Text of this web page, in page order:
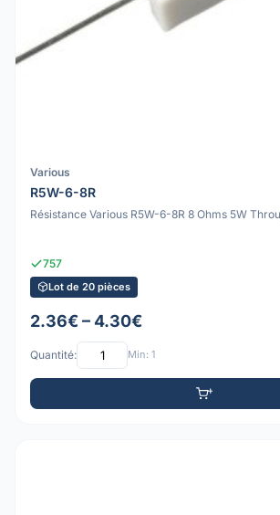
Various
R5W-6-8R
Résistance Various R5W-6-8R 8 Ohms 5W
757
Lot de 20 pièces
2.36€ – 4.30€
Quantité: Min: 1